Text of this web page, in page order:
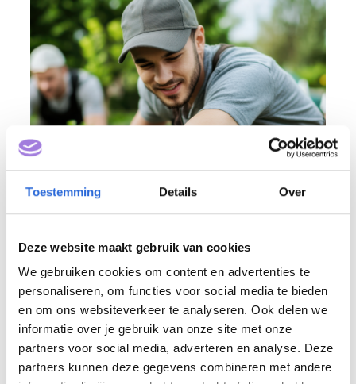
Toestemming Details Over
Deze website maakt gebruik van cookies
We gebruiken cookies om content en advertenties te
personaliseren, om functies voor social media te bieden
en om ons websiteverkeer te analyseren. Ook delen we
informatie over je gebruik van onze site met onze
partners voor social media, adverteren en analyse. Deze
partners kunnen deze gegevens combineren met andere
In de eerste aanvraagronde zijn
bijvoorbeeld al NLQF-ingeschaalde
opleidingen subsidiabel in de sectoren
SVGO- Gaan in de Bouw –
Opleidingen ), Energie (O&O fonds PLb en